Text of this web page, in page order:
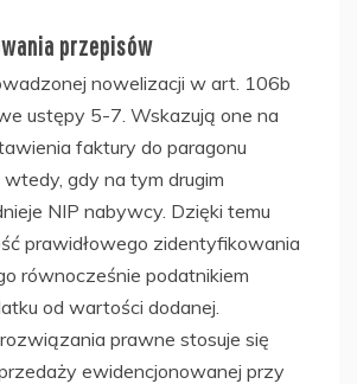
przepisów
nowelizacji w art. 106b
ustępy 5-7. Wskazują one na
faktury do paragonu
gdy na tym drugim
NIP nabywcy. Dzięki temu
prawidłowego zidentyfikowania
równocześnie podatnikiem
od wartości dodanej.
prawne stosuje się
ewidencjonowanej przy